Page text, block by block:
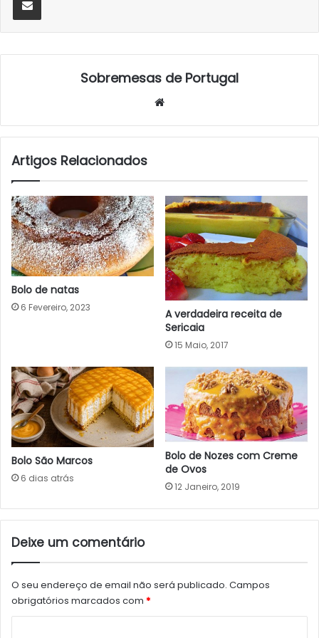
Sobremesas de Portugal
Artigos Relacionados
Bolo de natas
6 Fevereiro, 2023
A verdadeira receita de
Sericaia
15 Maio, 2017
Bolo São Marcos
6 dias atrás
Bolo de Nozes com Creme
de Ovos
12 Janeiro, 2019
Deixe um comentário
O seu endereço de email não será publicado. Campos
obrigatórios marcados com *